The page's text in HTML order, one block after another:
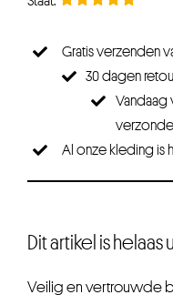
Gratis verzenden
30 dagen
Vandaag
Al onze kleding is
Dit artikel is
Veilig en vertrouwde